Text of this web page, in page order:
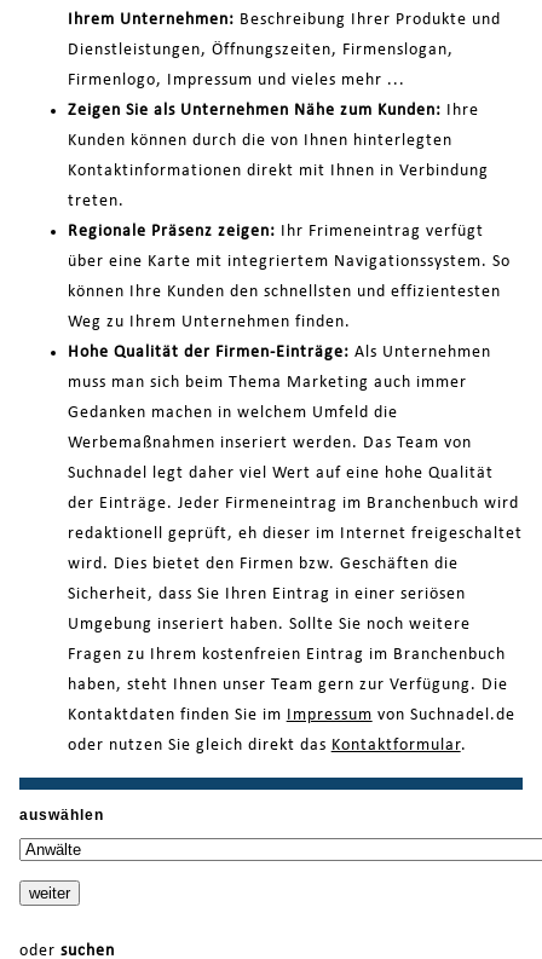
Ihrem Unternehmen: Beschreibung Ihrer Produkte und
Dienstleistungen, Öffnungszeiten, Firmenslogan,
Firmenlogo, Impressum und vieles mehr ...
Zeigen Sie als Unternehmen Nähe zum Kunden: Ihre
Kunden können durch die von Ihnen hinterlegten
Kontaktinformationen direkt mit Ihnen in Verbindung
treten.
Regionale Präsenz zeigen: Ihr Frimeneintrag verfügt
über eine Karte mit integriertem Navigationssystem. So
können Ihre Kunden den schnellsten und effizientesten
Weg zu Ihrem Unternehmen finden.
Hohe Qualität der Firmen-Einträge: Als Unternehmen
muss man sich beim Thema Marketing auch immer
Gedanken machen in welchem Umfeld die
Werbemaßnahmen inseriert werden. Das Team von
Suchnadel legt daher viel Wert auf eine hohe Qualität
der Einträge. Jeder Firmeneintrag im Branchenbuch wird
redaktionell geprüft, eh dieser im Internet freigeschaltet
wird. Dies bietet den Firmen bzw. Geschäften die
Sicherheit, dass Sie Ihren Eintrag in einer seriösen
Umgebung inseriert haben. Sollte Sie noch weitere
Fragen zu Ihrem kostenfreien Eintrag im Branchenbuch
haben, steht Ihnen unser Team gern zur Verfügung. Die
Kontaktdaten finden Sie im
Impressum von Suchnadel.de
oder nutzen Sie gleich direkt das Kontaktformular.
auswählen
oder suchen